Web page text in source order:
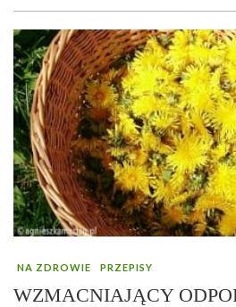
NA ZDROWIE PRZEPISY
WZMACNIAJĄCY